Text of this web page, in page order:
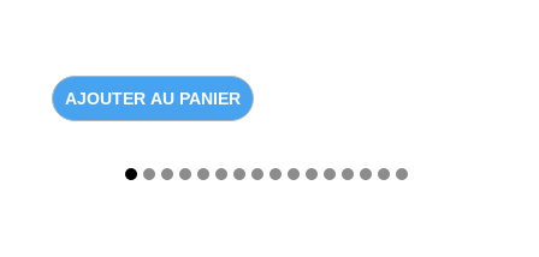
AJOUTER AU PANIER